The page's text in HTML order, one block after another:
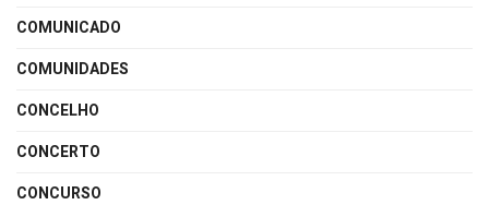
COMUNICADO
COMUNIDADES
CONCELHO
CONCERTO
CONCURSO